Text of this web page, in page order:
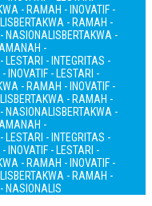
- RAMAH - INOVATIF -
BERTAKWA - RAMAH -
NASIONALISBERTAKWA -
-
LESTARI - INTEGRITAS -
INOVATIF - LESTARI -
- RAMAH - INOVATIF -
BERTAKWA - RAMAH -
NASIONALISBERTAKWA -
-
LESTARI - INTEGRITAS -
INOVATIF - LESTARI -
- RAMAH - INOVATIF -
BERTAKWA - RAMAH -
NASIONALIS